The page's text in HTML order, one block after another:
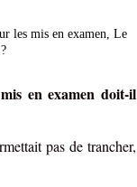
en examen doit-il
pas de trancher,